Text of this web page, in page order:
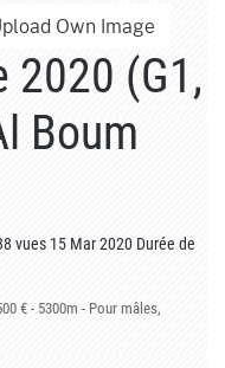
Own Image
2020 (G1,
Boum
vues 15 Mar 2020 Durée de
€ - 5300m - Pour mâles,